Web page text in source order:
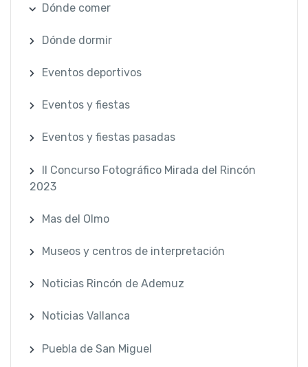
Dónde comer
Dónde dormir
Eventos deportivos
Eventos y fiestas
Eventos y fiestas pasadas
II Concurso Fotográfico Mirada del Rincón
2023
Mas del Olmo
Museos y centros de interpretación
Noticias Rincón de Ademuz
Noticias Vallanca
Puebla de San Miguel